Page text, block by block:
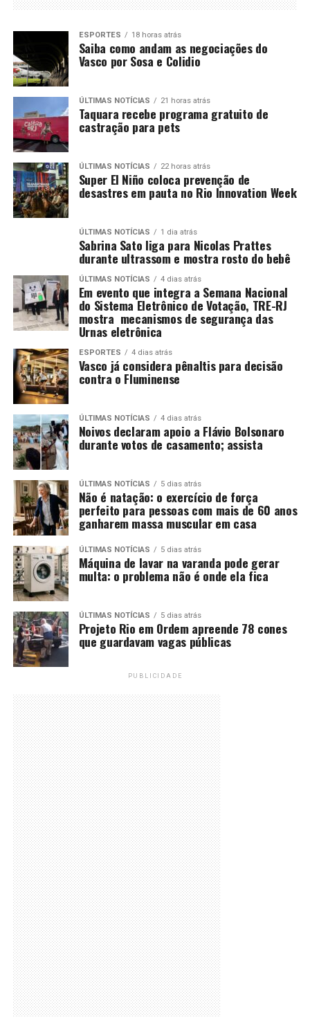
ESPORTES 18 horas atrás
Saiba como andam as negociações do
Vasco por Sosa e Colidio
ÚLTIMAS NOTÍCIAS 21 horas atrás
Taquara recebe programa gratuito de
castração para pets
ÚLTIMAS NOTÍCIAS 22 horas atrás
Super El Niño coloca prevenção de
desastres em pauta no Rio Innovation Week
ÚLTIMAS NOTÍCIAS 1 dia atrás
Sabrina Sato liga para Nicolas Prattes
durante ultrassom e mostra rosto do bebê
ÚLTIMAS NOTÍCIAS 4 dias atrás
Em evento que integra a Semana Nacional
do Sistema Eletrônico de Votação, TRE-RJ
mostra mecanismos de segurança das
Urnas eletrônica
ESPORTES 4 dias atrás
Vasco já considera pênaltis para decisão
contra o Fluminense
ÚLTIMAS NOTÍCIAS 4 dias atrás
Noivos declaram apoio a Flávio Bolsonaro
durante votos de casamento; assista
ÚLTIMAS NOTÍCIAS 5 dias atrás
Não é natação: o exercício de força
perfeito para pessoas com mais de 60 anos
ganharem massa muscular em casa
ÚLTIMAS NOTÍCIAS 5 dias atrás
Máquina de lavar na varanda pode gerar
multa: o problema não é onde ela fica
ÚLTIMAS NOTÍCIAS 5 dias atrás
Projeto Rio em Ordem apreende 78 cones
que guardavam vagas públicas
PUBLICIDADE